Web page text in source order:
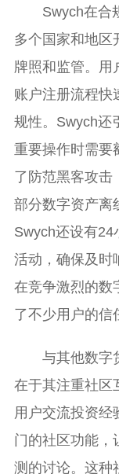
Swych在合
多个国家和地区
牌照和监管。用
账户注册流程快
规性。Swych还
重要操作时需要
了防范黑客攻击
部分数字资产离
Swych还设有24
活动，确保及时
在竞争激烈的数
了不少用户的信
与其他数字
在于其注重社区
用户交流投资经
门的社区功能，
测的讨论。这种